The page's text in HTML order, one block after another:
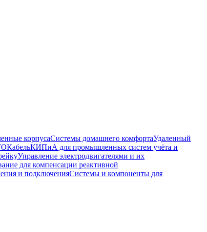
корпусаСистемы домашнего комфортаУдаленный
КабельКИПиА для промышленных систем учёта и
Управление электродвигателями и их
для компенсации реактивной
и подключенияСистемы и компоненты для